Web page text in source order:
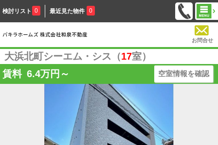
検討リスト 0 最近見た物件 0
お問合せ
大浜北町シーエム・シス（17室）
賃料 6.4万円～ 空室情報を確認